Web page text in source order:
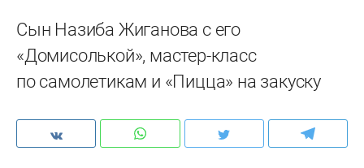
Сын Назиба Жиганова с его
«Домисолькой», мастер-класс
по самолетикам и «Пицца» на закуску